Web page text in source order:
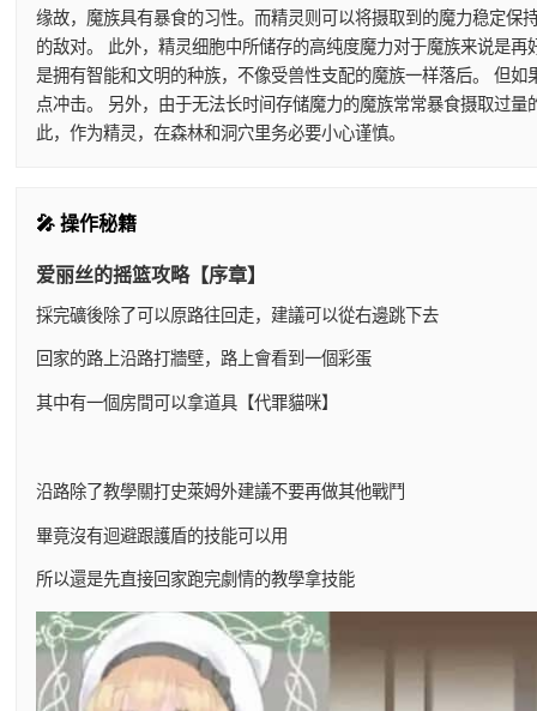
缘故，魔族具有暴食的习性。而精灵则可以将摄取到的魔力稳定
的敌对。 此外，精灵细胞中所储存的高纯度魔力对于魔族来说是
是拥有智能和文明的种族，不像受兽性支配的魔族一样落后。 但
点冲击。 另外，由于无法长时间存储魔力的魔族常常暴食摄取过
此，作为精灵，在森林和洞穴里务必要小心谨慎。
🎤 操作秘籍
爱丽丝的摇篮攻略【序章】
採完礦後除了可以原路往回走，建議可以從右邊跳下去
回家的路上沿路打牆壁，路上會看到一個彩蛋
其中有一個房間可以拿道具【代罪貓咪】
沿路除了教學關打史萊姆外建議不要再做其他戰鬥
畢竟沒有迴避跟護盾的技能可以用
所以還是先直接回家跑完劇情的教學拿技能